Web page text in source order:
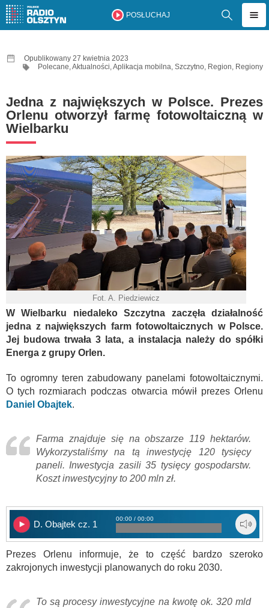
POSŁUCHAJ
Opublikowany 27 kwietnia 2023
Polecane,Aktualności,Aplikacja mobilna, Szczytno, Region, Regiony
Jedna z największych w Polsce. Prezes
Orlenu otworzył farmę fotowoltaiczną w
Wielbarku
Fot. A. Piedziewicz
W Wielbarku niedaleko Szczytna zaczęła działalność
jedna z największych farm fotowoltaicznych w Polsce.
Jej budowa trwała 3 lata, a instalacja należy do spółki
Energa z grupy Orlen.
To ogromny teren zabudowany panelami fotowoltaicznymi.
O tych rozmiarach podczas otwarcia mówił prezes Orlenu
Daniel Obajtek.
Farma znajduje się na obszarze 119 hektarów.
Wykorzystaliśmy na tą inwestycję 120 tysięcy
paneli. Inwestycja zasili 35 tysięcy gospodarstw.
Koszt inwestycyjny to 200 mln zł.
D. Obajtek cz. 1
00:00 / 00:00
Prezes Orlenu informuje, że to część bardzo szeroko
zakrojonych inwestycji planowanych do roku 2030.
To są procesy inwestycyjne na kwotę ok. 320 mld